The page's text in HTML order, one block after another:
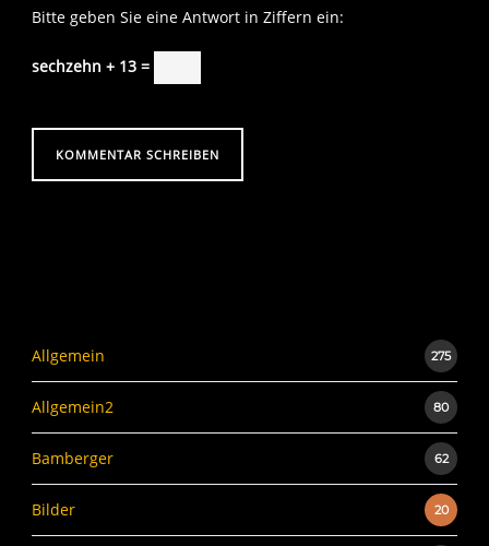
Bitte geben Sie eine Antwort in Ziffern ein:
sechzehn + 13 =
Allgemein 275
Allgemein2 80
Bamberger 62
Bilder 20